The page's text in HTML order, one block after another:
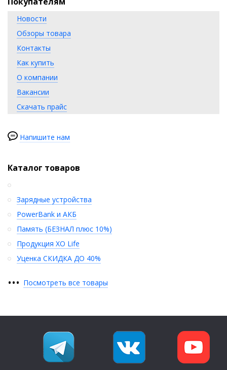
Новости
Обзоры товара
Контакты
Как купить
О компании
Вакансии
Скачать прайс
Напишите нам
Каталог товаров
Зарядные устройства
PowerBank и АКБ
Память (БЕЗНАЛ плюс 10%)
Продукция XO Life
Уценка СКИДКА ДО 40%
••• Посмотреть все товары